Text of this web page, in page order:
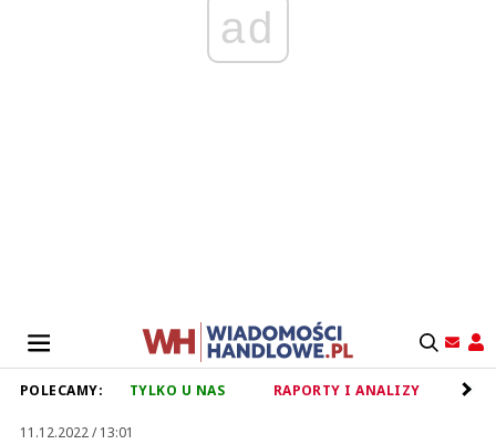
ad
POLECAMY: TYLKO U NAS RAPORTY I ANALIZY
11.12.2022 / 13:01